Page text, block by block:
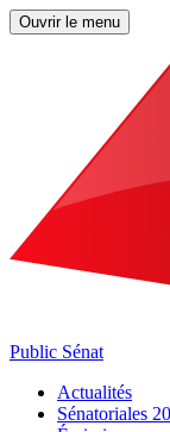
Ouvrir le menu
Public Sénat
Actualités
Sénatoriales